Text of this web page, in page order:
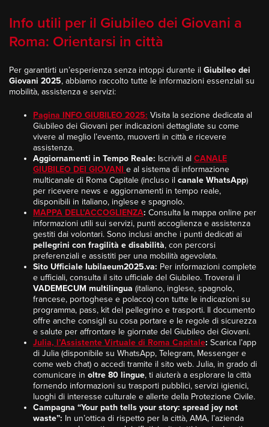
Info utili per il Giubileo dei Giovani a
Roma: Orientarsi in città
Per garantirti un’esperienza senza intoppi durante il Giubileo dei
Giovani 2025, abbiamo raccolto tutte le informazioni essenziali su
mobilità, assistenza e servizi:
Pagina INFO GIUBILEO 2025: Visita la sezione dedicata al
Giubileo dei Giovani per indicazioni dettagliate su come
vivere al meglio l’evento, muoverti in città e ricevere
assistenza.
Aggiornamenti in Tempo Reale: Iscriviti al CANALE
GIUBILEO DEI GIOVANI e al sistema di informazione
multicanale di Roma Capitale (incluso il canale WhatsApp)
per ricevere news e aggiornamenti in tempo reale,
disponibili in italiano, inglese e spagnolo.
MAPPA DELL’ACCOGLIENZA: Consulta la mappa online per
informazioni utili sui servizi, punti accoglienza e assistenza
gestiti dai volontari. Sono inclusi anche i punti dedicati ai
pellegrini con fragilità e disabilità, con percorsi
preferenziali e assistiti per una mobilità agevolata.
Sito Ufficiale Iubilaeum2025.va: Per informazioni complete
e ufficiali, consulta il sito ufficiale del Giubileo. Troverai il
VADEMECUM multilingua (italiano, inglese, spagnolo,
francese, portoghese e polacco) con tutte le indicazioni su
programma, pass, kit del pellegrino e trasporti. Il documento
offre anche consigli su cosa portare e le regole di sicurezza
e salute per affrontare le giornate del Giubileo dei Giovani.
Julia, l’Assistente Virtuale di Roma Capitale: Scarica l’app
di Julia (disponibile su WhatsApp, Telegram, Messenger e
come web chat) o accedi tramite il sito web. Julia, in grado di
comunicare in oltre 80 lingue, ti aiuterà a esplorare la città
fornendo informazioni su trasporti pubblici, servizi igienici,
luoghi di interesse culturale e allerte della Protezione Civile.
Campagna “Your path tells your story: spread joy not
waste”: In un’ottica di rispetto per la città, AMA, l’azienda